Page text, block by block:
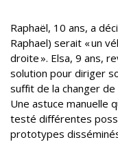
Raphaël, 10 ans, a
Raphael) serait « un
droite ». Elsa, 9 ans,
solution pour diriger
suffit de la changer
Une astuce manuelle
testé différentes
prototypes